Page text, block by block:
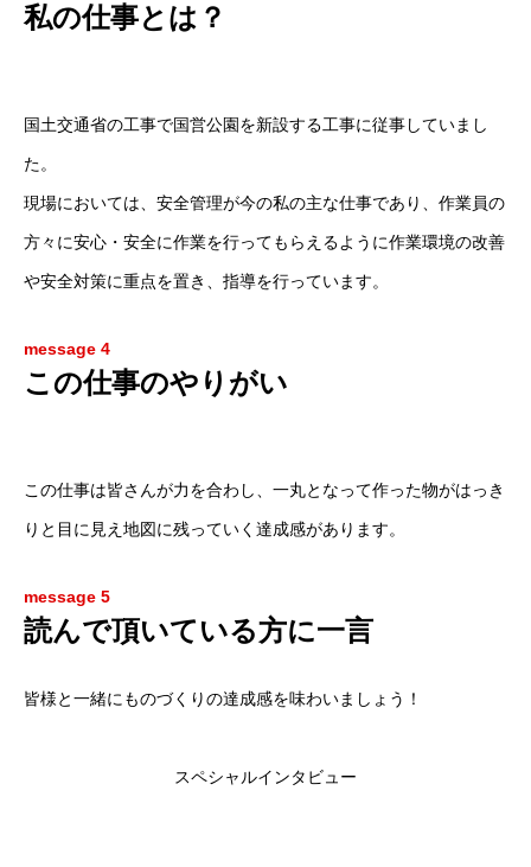
ホーム
STAFF VOICE
新卒採用
私の仕事とは？
国土交通省の工事で国営公園を新設する工事に従事していまし
た。
現場においては、安全管理が今の私の主な仕事であり、作業員の
方々に安心・安全に作業を行ってもらえるように作業環境の改善
や安全対策に重点を置き、指導を行っています。
message 4
この仕事のやりがい
この仕事は皆さんが力を合わし、一丸となって作った物がはっき
りと目に見え地図に残っていく達成感があります。
message 5
読んで頂いている方に一言
皆様と一緒にものづくりの達成感を味わいましょう！
スペシャルインタビュー